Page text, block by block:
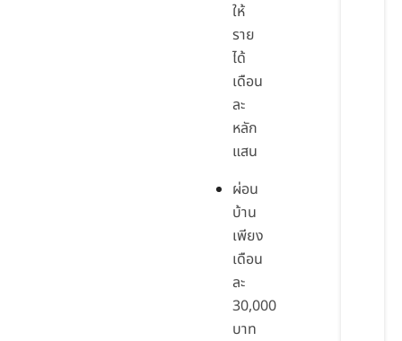
ให้
ราย
ได้
เดือน
ละ
หลัก
แสน
ผ่อน
บ้าน
เพียง
เดือน
ละ
30,000
บาท